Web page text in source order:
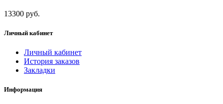
13300 руб.
Личный кабинет
Личный кабинет
История заказов
Закладки
Информация